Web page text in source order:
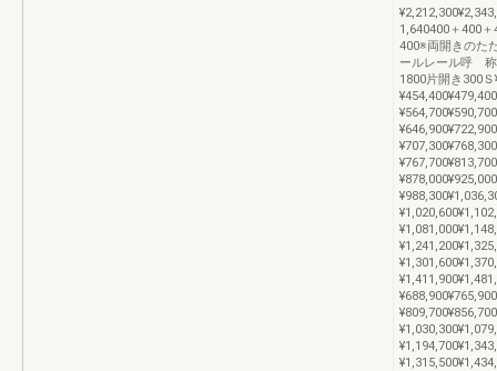
1,640400＋400
400※両開きのた
ールレール呼 称
1800片開き300